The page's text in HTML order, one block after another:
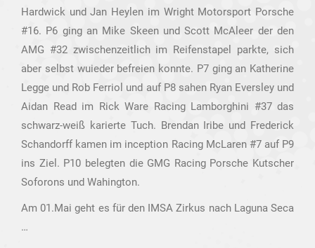
Hardwick und Jan Heylen im Wright Motorsport Porsche
#16. P6 ging an Mike Skeen und Scott McAleer der den
AMG #32 zwischenzeitlich im Reifenstapel parkte, sich
aber selbst wuieder befreien konnte. P7 ging an Katherine
Legge und Rob Ferriol und auf P8 sahen Ryan Eversley und
Aidan Read im Rick Ware Racing Lamborghini #37 das
schwarz-weiß karierte Tuch. Brendan Iribe und Frederick
Schandorff kamen im inception Racing McLaren #7 auf P9
ins Ziel. P10 belegten die GMG Racing Porsche Kutscher
Soforons und Wahington.
Am 01.Mai geht es für den IMSA Zirkus nach Laguna Seca
…